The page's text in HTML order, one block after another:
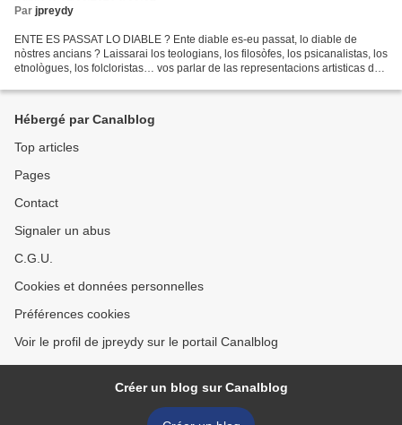
Par jpreydy
ENTE ES PASSAT LO DIABLE ? Ente diable es-eu passat, lo diable de
nòstres ancians ? Laissarai los teologians, los filosòfes, los psicanalistas, los
etnològues, los folcloristas… vos parlar de las representacions artisticas dau
Hébergé par Canalblog
Top articles
Pages
Contact
Signaler un abus
C.G.U.
Cookies et données personnelles
Préférences cookies
Voir le profil de jpreydy sur le portail Canalblog
Créer un blog sur Canalblog